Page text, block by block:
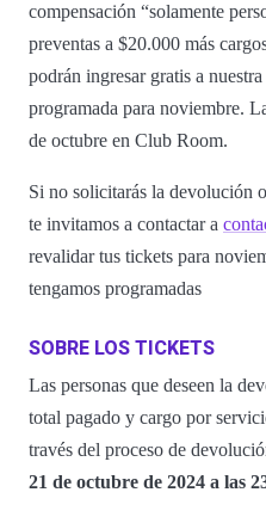
compensación “solamente
preventas a $20.000 más
podrán ingresar gratis a
programada para noviembre.
de octubre en Club Room.
Si no solicitarás la devolución
te invitamos a contactar a
revalidar tus tickets para
tengamos programadas
SOBRE LOS TICKETS
Las personas que deseen la
total pagado y cargo por
través del proceso de
21 de octubre de 2024 a las